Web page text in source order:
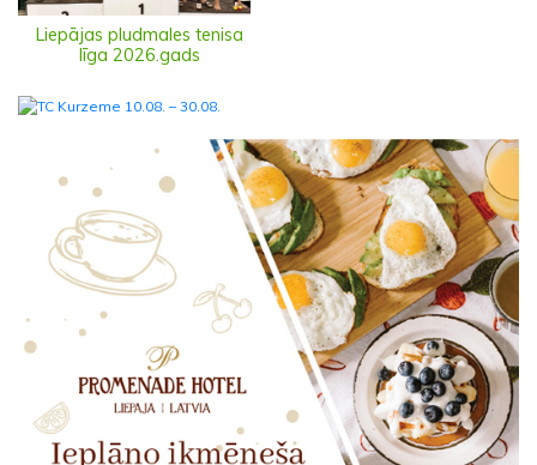
Liepājas pludmales tenisa
līga 2026.gads